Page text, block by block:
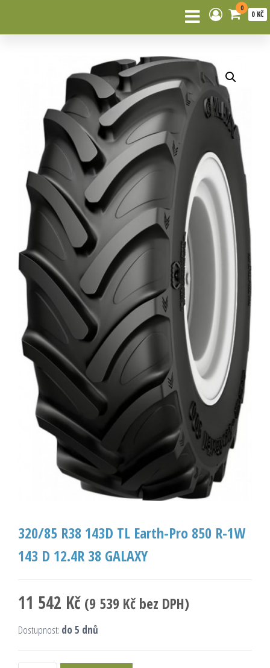
0
0 KČ
320/85 R38 143D TL Earth-Pro 850 R-1W
143 D 12.4R 38 GALAXY
11 542 Kč (9 539 Kč bez DPH)
Dostupnost: do 5 dnů